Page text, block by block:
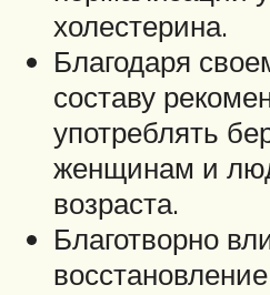
холестерина.
Благодаря
составу
употреблять
женщинам и
возраста.
Благотворно